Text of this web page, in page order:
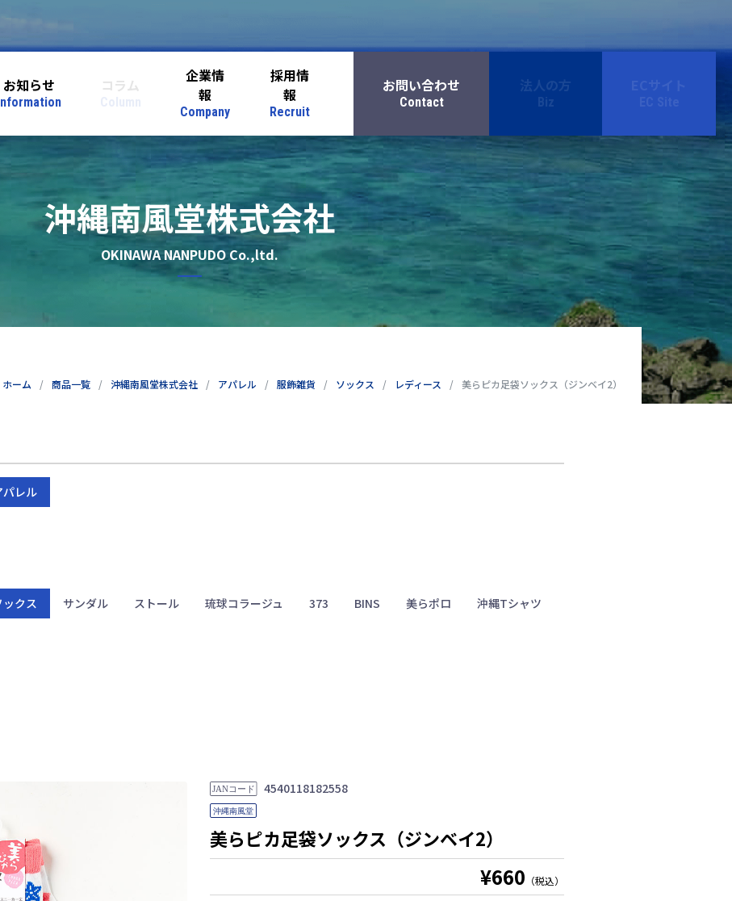
お知らせ コラム
企業情
報
Company
採用情
報
Recruit
お問い合わせ
Contact
法人の方
Biz
沖縄南風堂株式会社
OKINAWA NANPUDO Co.,ltd.
ホーム 商品一覧 沖縄南風堂株式会社 アパレル 服飾雑貨 ソックス レディース 美らピカ足袋ソックス（ジンベイ2）
パレル
ックス サンダル ストール 琉球コラージュ 373 BINS 美らポロ 沖縄Tシャツ
4540118182558
美らピカ足袋ソックス（ジンベイ2）
¥660 （税込）